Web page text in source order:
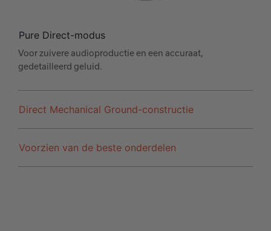
Pure Direct-modus
Voor zuivere audioproductie en een accuraat,
gedetailleerd geluid.
Direct Mechanical Ground-constructie
Voorzien van de beste onderdelen